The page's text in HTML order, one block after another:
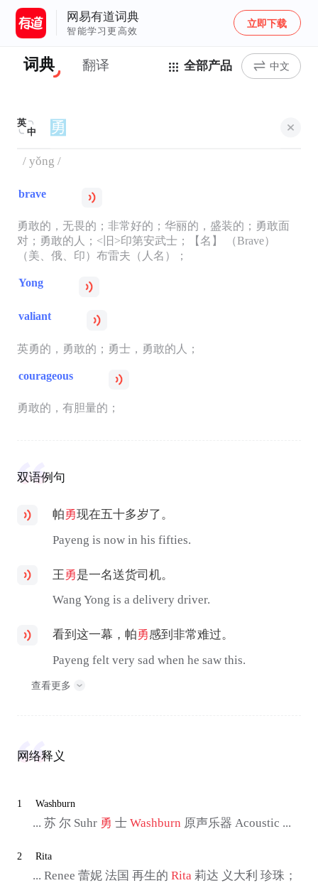
网易有道词典
智能学习更高效
立即下载
词典 翻译 全部产品 中文
英
中
/ yǒng /
brave
勇敢的，无畏的；非常好的；华丽的，盛装的；勇敢面
对；勇敢的人；<旧>印第安武士；【名】 （Brave）
（美、俄、印）布雷夫（人名）；
Yong
valiant
英勇的，勇敢的；勇士，勇敢的人；
courageous
勇敢的，有胆量的；
双语例句
帕勇现在五十多岁了。
Payeng is now in his fifties.
王勇是一名送货司机。
Wang Yong is a delivery driver.
看到这一幕，帕勇感到非常难过。
Payeng felt very sad when he saw this.
查看更多
网络释义
1 Washburn
... 苏 尔 Suhr 勇 士 Washburn 原声乐器 Acoustic ...
2 Rita
... Renee 蕾妮 法国 再生的 Rita 莉达 义大利 珍珠；